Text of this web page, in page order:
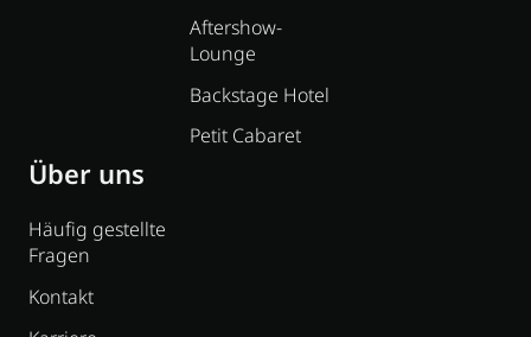
Aftershow-
Lounge
Backstage Hotel
Petit Cabaret
Über uns
Häufig gestellte
Fragen
Kontakt